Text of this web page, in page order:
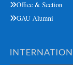
Office & Section
GAU Alumni